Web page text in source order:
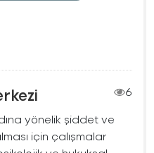
6
yönelik şiddet ve
için çalışmalar